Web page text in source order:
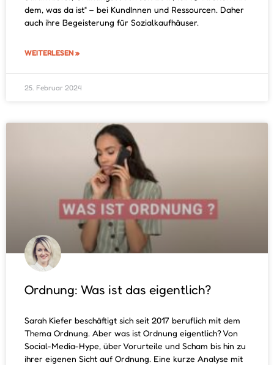
dem, was da ist“ – bei KundInnen und Ressourcen. Daher
auch ihre Begeisterung für Sozialkaufhäuser.
WEITERLESEN »
25. Februar 2024
Ordnung: Was ist das eigentlich?
Sarah Kiefer beschäftigt sich seit 2017 beruflich mit dem
Thema Ordnung. Aber was ist Ordnung eigentlich? Von
Social-Media-Hype, über Vorurteile und Scham bis hin zu
ihrer eigenen Sicht auf Ordnung. Eine kurze Analyse mit